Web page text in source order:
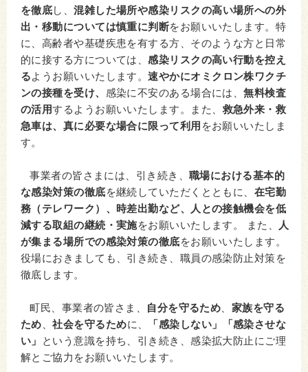
を徹底し、混雑した場所や感染リスクの高い場所への外
出・移動については慎重に判断をお願いいたします。特
に、高齢者や基礎疾患を有する方、そのような方と日常
的に接する方については、感染リスクの高い行動を控え
るようお願いいたします。速やかにオミクロン株ワクチ
ンの接種を受け、 感染に不安のある場合には、無料検査
の活用するようお願いいたします。また、救急外来・救
急車は、真に必要な場合に限って利用 をお願いいたしま
す。
事業者の皆さまには、引き続き、職場における基本的
な感染対策の徹底を継続していただくとともに、 在宅勤
務（テレワーク）、時差出勤など、人との接触機会を低
減する取組の継続・実施をお願いいたします。 また、
人
が集まる場所での感染対策の徹底をお願いいたします。
役場におきましても、引き続き、職員の感染防止対策を
徹底します。
町民、事業者の皆さま、 自分を守るため
家族を守る
ため 、社会を守るために、
「感染しない」「感染させな
い」
という意識を持ち、引き続き、感染拡大防止にご理
解とご協力をお願いいたします。